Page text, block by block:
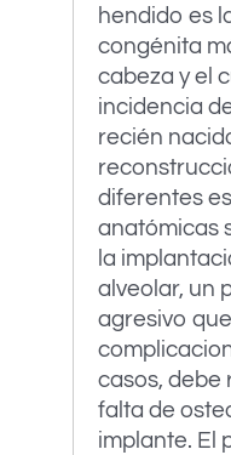
hendido es
congénita
cabeza y el
incidencia
recién
diferentes
anatómicas
la
alveolar, un
agresivo
casos, debe
falta de
implante. El